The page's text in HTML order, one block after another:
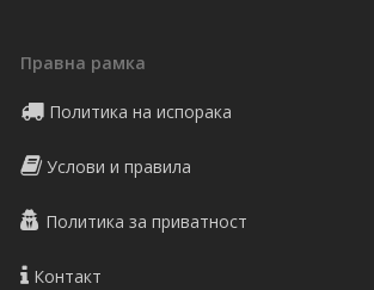
Правна рамка
Политика на испорака
Услови и правила
Политика за приватност
Контакт